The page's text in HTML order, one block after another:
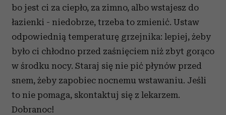
bo jest ci za ciepło, za zimno, albo wstajesz do
łazienki - niedobrze, trzeba to zmienić. Ustaw
odpowiednią temperaturę grzejnika: lepiej, żeby
było ci chłodno przed zaśnięciem niż zbyt gorąco
w środku nocy. Staraj się nie pić płynów przed
snem, żeby zapobiec nocnemu wstawaniu. Jeśli
to nie pomaga, skontaktuj się z lekarzem.
Dobranoc!